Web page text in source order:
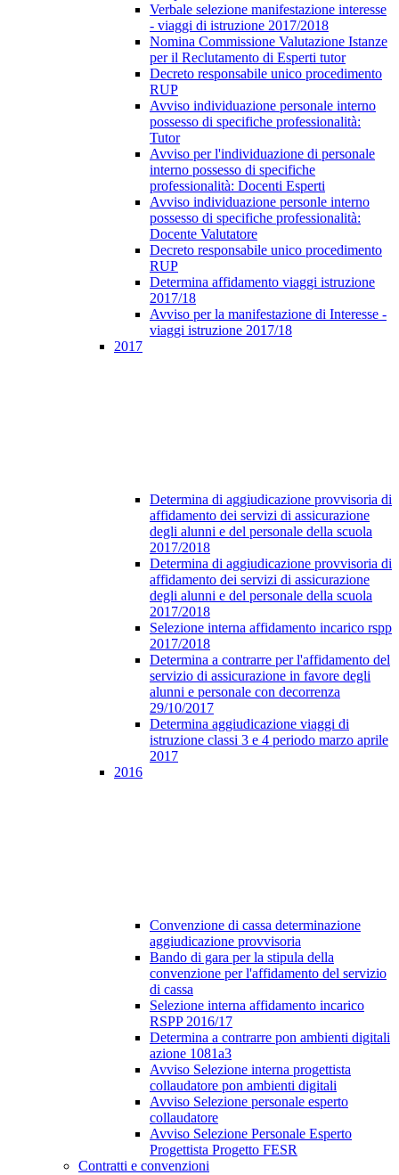
Verbale selezione manifestazione interesse
- viaggi di istruzione 2017/2018
Nomina Commissione Valutazione Istanze
per il Reclutamento di Esperti tutor
Decreto responsabile unico procedimento
RUP
Avviso individuazione personale interno
possesso di specifiche professionalità:
Tutor
Avviso per l'individuazione di personale
interno possesso di specifiche
professionalità: Docenti Esperti
Avviso individuazione personle interno
possesso di specifiche professionalità:
Docente Valutatore
Decreto responsabile unico procedimento
RUP
Determina affidamento viaggi istruzione
2017/18
Avviso per la manifestazione di Interesse -
viaggi istruzione 2017/18
2017
Determina di aggiudicazione provvisoria di
affidamento dei servizi di assicurazione
degli alunni e del personale della scuola
2017/2018
Determina di aggiudicazione provvisoria di
affidamento dei servizi di assicurazione
degli alunni e del personale della scuola
2017/2018
Selezione interna affidamento incarico rspp
2017/2018
Determina a contrarre per l'affidamento del
servizio di assicurazione in favore degli
alunni e personale con decorrenza
29/10/2017
Determina aggiudicazione viaggi di
istruzione classi 3 e 4 periodo marzo aprile
2017
2016
Convenzione di cassa determinazione
aggiudicazione provvisoria
Bando di gara per la stipula della
convenzione per l'affidamento del servizio
di cassa
Selezione interna affidamento incarico
RSPP 2016/17
Determina a contrarre pon ambienti digitali
azione 1081a3
Avviso Selezione interna progettista
collaudatore pon ambienti digitali
Avviso Selezione personale esperto
collaudatore
Avviso Selezione Personale Esperto
Progettista Progetto FESR
Contratti e convenzioni